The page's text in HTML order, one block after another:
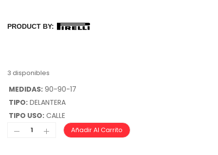
PRODUCT BY:
3 disponibles
MEDIDAS: 90-90-17
TIPO: DELANTERA
TIPO USO: CALLE
Añadir Al Carrito